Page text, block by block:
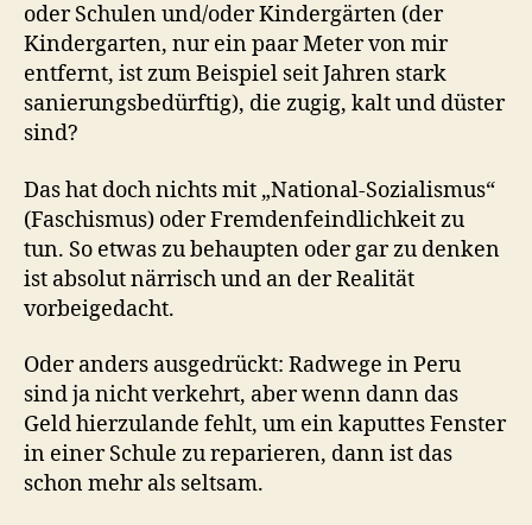
oder Schulen und/oder Kindergärten (der
Kindergarten, nur ein paar Meter von mir
entfernt, ist zum Beispiel seit Jahren stark
sanierungsbedürftig), die zugig, kalt und düster
sind?
Das hat doch nichts mit „National-Sozialismus“
(Faschismus) oder Fremdenfeindlichkeit zu
tun. So etwas zu behaupten oder gar zu denken
ist absolut närrisch und an der Realität
vorbeigedacht.
Oder anders ausgedrückt: Radwege in Peru
sind ja nicht verkehrt, aber wenn dann das
Geld hierzulande fehlt, um ein kaputtes Fenster
in einer Schule zu reparieren, dann ist das
schon mehr als seltsam.